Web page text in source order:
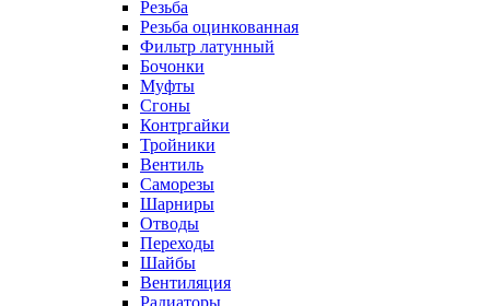
Резьба
Резьба оцинкованная
Фильтр латунный
Бочонки
Муфты
Сгоны
Контргайки
Тройники
Вентиль
Саморезы
Шарниры
Отводы
Переходы
Шайбы
Вентиляция
Радиаторы